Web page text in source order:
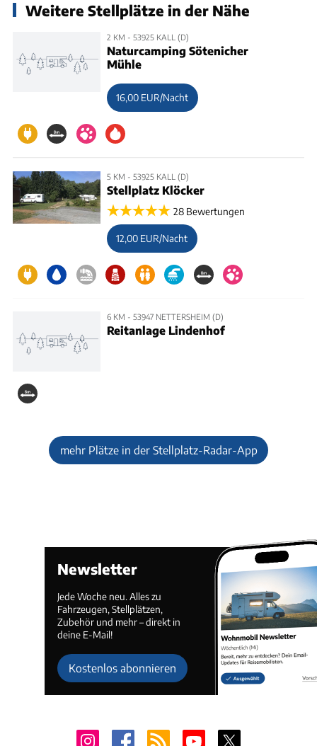
Weitere Stellplätze in der Nähe
2 KM - 53925 KALL (D)
Naturcamping Sötenicher
Mühle
16,00 EUR/Nacht
5 KM - 53925 KALL (D)
Stellplatz Klöcker
28 Bewertungen
12,00 EUR/Nacht
6 KM - 53947 NETTERSHEIM (D)
Reitanlage Lindenhof
mehr Plätze in der Stellplatz-Radar-App
Newsletter
Jede Woche neu. Alles zu
Fahrzeugen, Stellplätzen,
Zubehör und mehr – direkt in
deine E-Mail!
Kostenlos abonnieren